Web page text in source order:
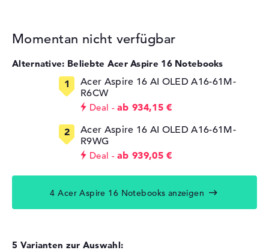
Momentan nicht verfügbar
Alternative: Beliebte Acer Aspire 16 Notebooks
Acer Aspire 16 AI OLED A16-61M-
R6CW
Deal
ab 934,15 €
Acer Aspire 16 AI OLED A16-61M-
R9WG
Deal ab 939,05 €
4 Acer Aspire 16 Notebooks anzeigen
5 Varianten zur Auswahl: